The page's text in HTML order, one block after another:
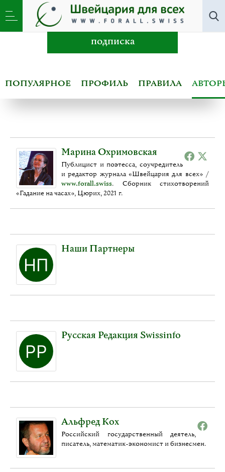
Авторы
подписка
ПОПУЛЯРНОЕ ПРОФИЛЬ ПРАВИЛА
Марина Охримовская
Публицист и поэтесса, соучредитель
и редактор журнала «Швейцария для всех» /
www.forall.swiss. Сборник стихотворений
«Гадание на часах», Цюрих, 2021 г.
Наши Партнеры
Русская Редакция Swissinfo
Альфред Кох
Российский государственный деятель,
писатель, математик-экономист и бизнесмен.